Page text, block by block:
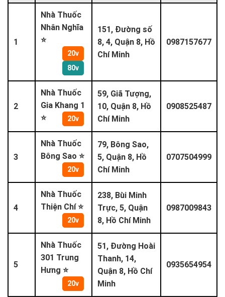
1
Nhà Thuốc
Nhân Nghĩa
⭐
20v
80v
151, Đường số
8, 4, Quận 8, Hồ
Chí Minh
0987157677
2
Nhà Thuốc
Gia Khang 1
⭐
20v
59, Giã Tượng,
10, Quận 8, Hồ
Chí Minh
0908525487
3
Nhà Thuốc
Bông Sao ⭐
20v
79, Bông Sao,
5, Quận 8, Hồ
Chí Minh
0707504999
4
Nhà Thuốc
Thiện Chí ⭐
20v
238, Bùi Minh
Trực, 5, Quận
8, Hồ Chí Minh
0987009843
5
Nhà Thuốc
301 Trung
Hưng ⭐
20v
51, Đường Hoài
Thanh, 14,
Quận 8, Hồ Chí
Minh
0935654954